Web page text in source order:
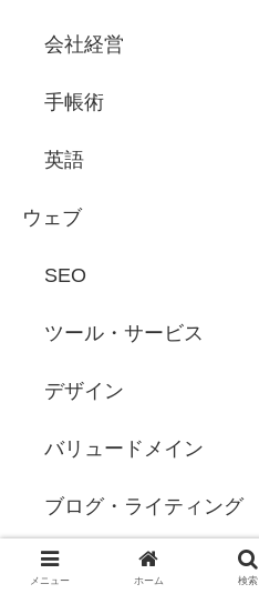
会社経営
手帳術
英語
ウェブ
SEO
ツール・サービス
デザイン
バリュードメイン
ブログ・ライティング
携帯サイト
メニュー ホーム 検索